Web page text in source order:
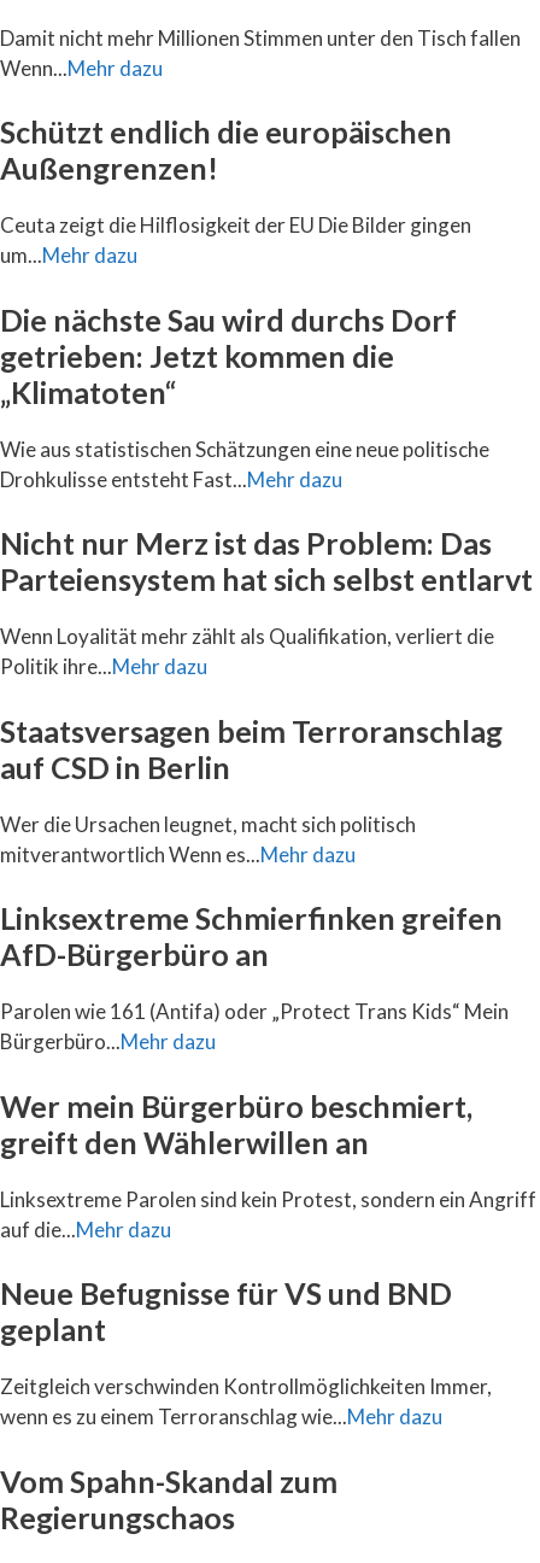
Damit nicht mehr Millionen Stimmen unter den Tisch fallen
Wenn...Mehr dazu
Schützt endlich die europäischen
Außengrenzen!
Ceuta zeigt die Hilflosigkeit der EU Die Bilder gingen
um...Mehr dazu
Die nächste Sau wird durchs Dorf
getrieben: Jetzt kommen die
„Klimatoten“
Wie aus statistischen Schätzungen eine neue politische
Drohkulisse entsteht Fast...Mehr dazu
Nicht nur Merz ist das Problem: Das
Parteiensystem hat sich selbst entlarvt
Wenn Loyalität mehr zählt als Qualifikation, verliert die
Politik ihre...Mehr dazu
Staatsversagen beim Terroranschlag
auf CSD in Berlin
Wer die Ursachen leugnet, macht sich politisch
mitverantwortlich Wenn es...Mehr dazu
Linksextreme Schmierfinken greifen
AfD-Bürgerbüro an
Parolen wie 161 (Antifa) oder „Protect Trans Kids“ Mein
Bürgerbüro...Mehr dazu
Wer mein Bürgerbüro beschmiert,
greift den Wählerwillen an
Linksextreme Parolen sind kein Protest, sondern ein Angriff
auf die...Mehr dazu
Neue Befugnisse für VS und BND
geplant
Zeitgleich verschwinden Kontrollmöglichkeiten Immer,
wenn es zu einem Terroranschlag wie...Mehr dazu
Vom Spahn-Skandal zum
Regierungschaos